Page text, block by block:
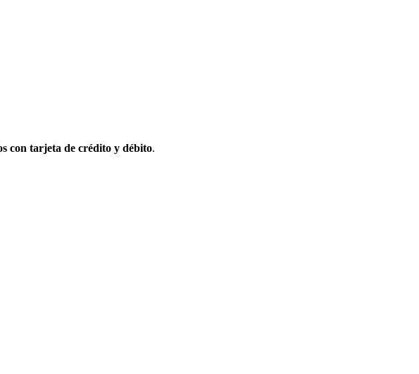
con tarjeta de crédito y débito.